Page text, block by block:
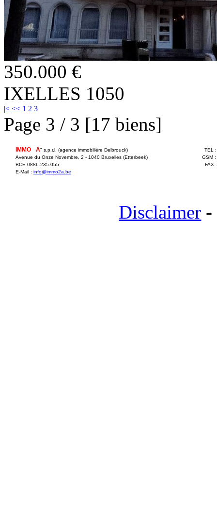
350.000 €
IXELLES 1050
|< << 1 2 3
Page 3 / 3 [17 biens]
IMMO A" s.p.r.l. (agence immobilière Delbrouck)
Avenue du Onze Novembre, 2 - 1040 Bruxelles (Etterbeek)
BCE 0886.235.055
E-Mail : info@immo2a.be
TEL
GSM
FAX
Disclaimer -